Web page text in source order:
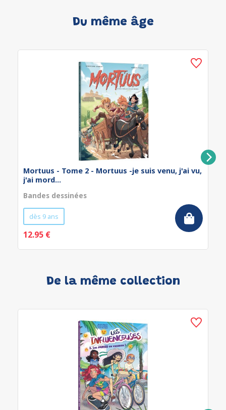
Du même âge
Mortuus - Tome 2 - Mortuus -je suis venu, j'ai vu,
j'ai mord...
Bandes dessinées
dès 9 ans
12.95 €
De la même collection